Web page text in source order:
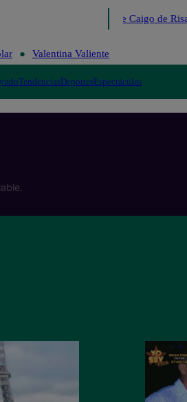
Me Caigo de Risa
Valentina Valiente
TendenciasDeportesEspectáculos